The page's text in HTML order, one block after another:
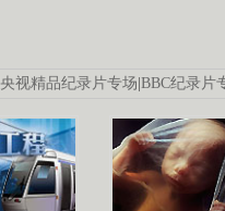
央视精品纪录片专场|BBC纪录片